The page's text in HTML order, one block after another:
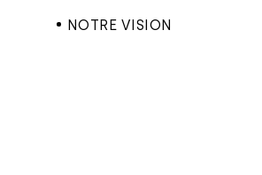
NOTRE VISION